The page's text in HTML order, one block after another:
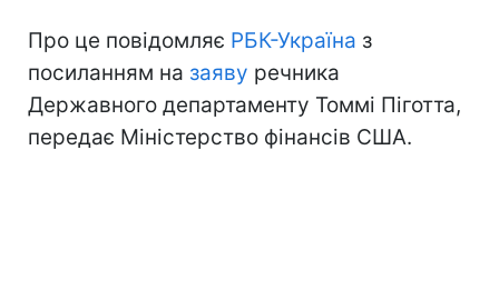
Про це повідомляє РБК-Україна з
посиланням на заяву речника
Державного департаменту Томмі Піготта,
передає Міністерство фінансів США.